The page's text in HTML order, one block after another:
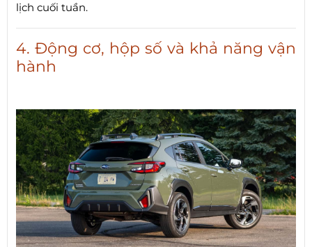
lịch cuối tuần.
4. Động cơ, hộp số và khả năng vận
hành